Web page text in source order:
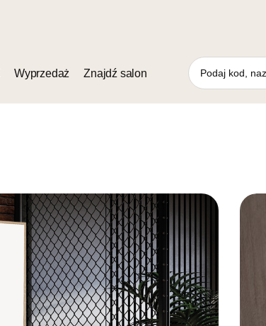
Wyprzedaż Znajdź salon